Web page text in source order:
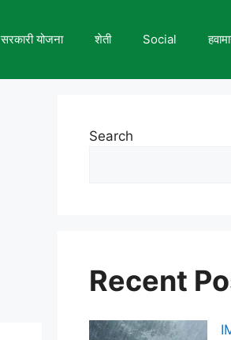
सरकारी योजना शेती Social
Search
Recent